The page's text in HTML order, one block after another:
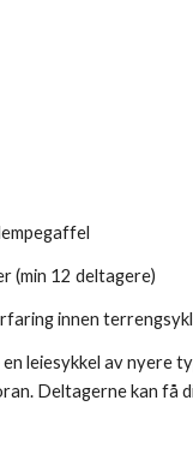
(min 12 deltagere)
innen
leiesykkel av nyere
Deltagerne kan få